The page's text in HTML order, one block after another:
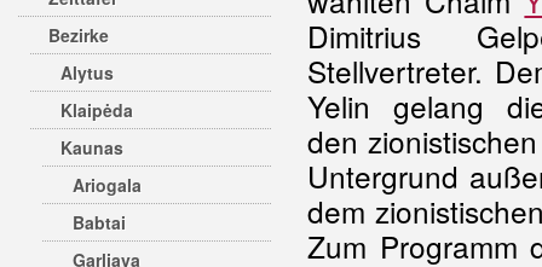
Bezirke
Alytus
Klaipėda
Kaunas
Ariogala
Babtai
Garliava
Dimitrius
Stellvertreter.
Yelin gelang
den
Untergrund
dem
Zum Programm